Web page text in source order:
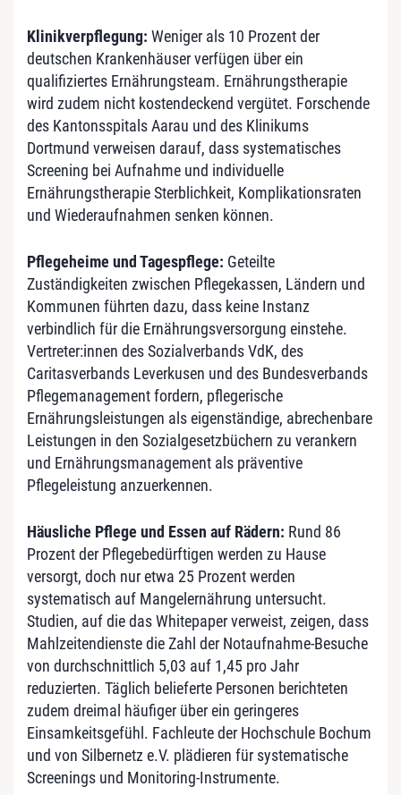
Klinikverpflegung: Weniger als 10 Prozent der
deutschen Krankenhäuser verfügen über ein
qualifiziertes Ernährungsteam. Ernährungstherapie
wird zudem nicht kostendeckend vergütet. Forschende
des Kantonsspitals Aarau und des Klinikums
Dortmund verweisen darauf, dass systematisches
Screening bei Aufnahme und individuelle
Ernährungstherapie Sterblichkeit, Komplikationsraten
und Wiederaufnahmen senken können.
Pflegeheime und Tagespflege: Geteilte
Zuständigkeiten zwischen Pflegekassen, Ländern und
Kommunen führten dazu, dass keine Instanz
verbindlich für die Ernährungsversorgung einstehe.
Vertreter:innen des Sozialverbands VdK, des
Caritasverbands Leverkusen und des Bundesverbands
Pflegemanagement fordern, pflegerische
Ernährungsleistungen als eigenständige, abrechenbare
Leistungen in den Sozialgesetzbüchern zu verankern
und Ernährungsmanagement als präventive
Pflegeleistung anzuerkennen.
Häusliche Pflege und Essen auf Rädern: Rund 86
Prozent der Pflegebedürftigen werden zu Hause
versorgt, doch nur etwa 25 Prozent werden
systematisch auf Mangelernährung untersucht.
Studien, auf die das Whitepaper verweist, zeigen, dass
Mahlzeitendienste die Zahl der Notaufnahme-Besuche
von durchschnittlich 5,03 auf 1,45 pro Jahr
reduzierten. Täglich belieferte Personen berichteten
zudem dreimal häufiger über ein geringeres
Einsamkeitsgefühl. Fachleute der Hochschule Bochum
und von Silbernetz e.V. plädieren für systematische
Screenings und Monitoring-Instrumente.